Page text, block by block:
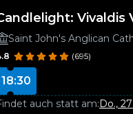
Vivaldis
Saint John's Anglican
(695)
18:30
auch statt am:Do.,